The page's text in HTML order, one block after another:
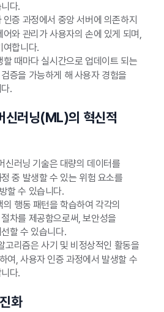
다.
증 과정에서 중앙 서버에 의존하지
와 관리가 사용자의 손에 있게 되며,
여합니다.
때마다 실시간으로 업데이트 되는
증을 가능하게 해 사용자 경험을
.
신러닝(ML)의 혁신적
신러닝 기술은 대량의 데이터를
중 발생할 수 있는 위험 요소를
할 수 있습니다.
행동 패턴을 학습하여 각각의
차를 제공함으로써, 보안성을
할 수 있습니다.
고리즘은 사기 및 비정상적인 활동을
여, 사용자 인증 과정에서 발생할 수
다.
화